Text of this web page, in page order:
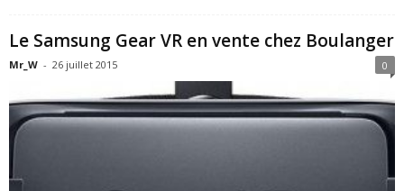
Le Samsung Gear VR en vente chez Boulanger
Mr_W - 26 juillet 2015 0